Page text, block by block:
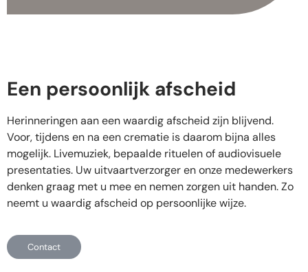
Een persoonlijk afscheid
Herinneringen aan een waardig afscheid zijn blijvend.
Voor, tijdens en na een crematie is daarom bijna alles
mogelijk. Livemuziek, bepaalde rituelen of audiovisuele
presentaties. Uw uitvaartverzorger en onze medewerkers
denken graag met u mee en nemen zorgen uit handen. Zo
neemt u waardig afscheid op persoonlijke wijze.
Contact